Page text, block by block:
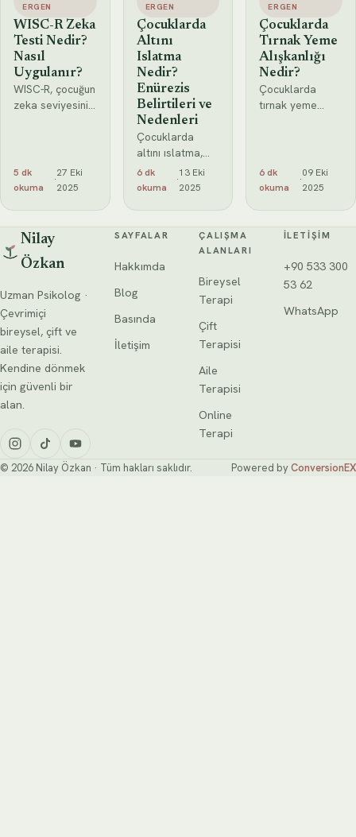
ERGEN
WISC-R Zeka
Testi Nedir?
Nasıl
Uygulanır?
WISC-R, çocuğun
zeka seviyesini,
düşünme
kapasitesini
testlerden
oluşur ve her bir
alt
5 dk
okuma
·
27 Eki
2025
ERGEN
Çocuklarda
Altını
Islatma
Nedir?
Enürezis
Belirtileri ve
Nedenleri
Çocuklarda
altını ıslatma,
yani enürezis,
tek bir nedene
Genellikle
genetik ve
faktörlerin bir
6 dk
okuma
·
13 Eki
2025
ERGEN
Çocuklarda
Tırnak Yeme
Alışkanlığı
Nedir?
Çocuklarda
tırnak yeme
karşılaştığı
yaygın bir
genellikle stres,
veya dikkat
6 dk
okuma
·
09 Eki
2025
Nilay
Özkan
Uzman Psikolog ·
Çevrimiçi
bireysel, çift ve
aile terapisi.
Kendine dönmek
için güvenli bir
alan.
SAYFALAR
Hakkımda
Blog
Basında
İletişim
ÇALIŞMA
ALANLARI
Bireysel
Terapi
Çift
Terapisi
Aile
Terapisi
Online
Terapi
İLETIŞIM
+90 533 300
53 62
WhatsApp
© 2026 Nilay Özkan · Tüm hakları saklıdır. Powered byConversionEX